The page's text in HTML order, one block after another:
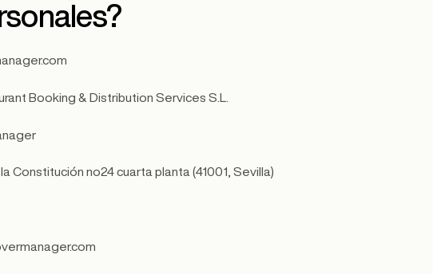
Booking & Distribution Services S.L.
Constitución no24 cuarta planta (41001, Sevilla)